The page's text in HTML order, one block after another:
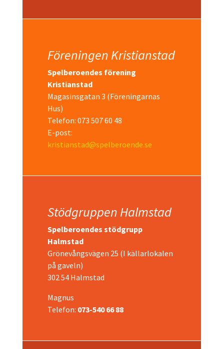
Föreningen Kristianstad
Spelberoendes förening
Kristianstad
Magasinsgatan 3 (Föreningarnas
Hus)
Telefon: 073 507 60 48
E-post:
kristianstad@spelberoende.se
Stödgruppen Halmstad
Spelberoendes stödgrupp
Halmstad
Grönevångsvägen 25 (I källarlokalen
på gaveln)
302 54 Halmstad
Magnus
Telefon: 073-540 66 88